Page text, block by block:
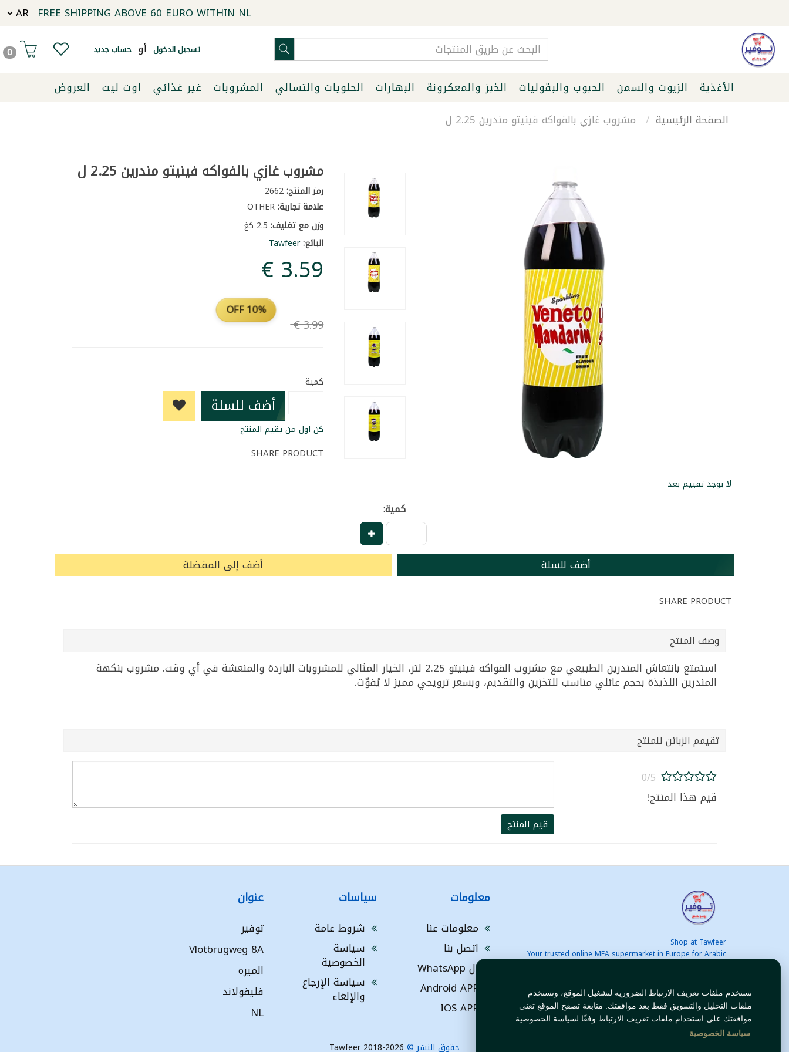
نستخدم ملفات تعريف الارتباط الضرورية لتشغيل الموقع، ونستخدم
ملفات التحليل والتسويق فقط بعد موافقتك. متابعة تصفح الموقع تعني
موافقتك على استخدام ملفات تعريف الارتباط وفقًا لسياسة الخصوصية.
سياسة الخصوصية
FREE SHIPPING ABOVE 60 EURO WITHIN NL
تسجيل الدخول أو حساب جديد 0
الأغذية الزيوت والسمن الحبوب والبقوليات الخبز والمعكرونة البهارات الحلويات والتسالي المشروبات غير غذائي اوت ليت
العروض
الصفحة الرئيسية
مشروب غازي بالفواكه فينيتو مندرين 2.25 ل
مشروب غازي بالفواكه فينيتو مندرين 2.25 ل
رمز المنتج:2662
علامة تجارية:OTHER
وزن مع تغليف:2.5 كغ
البائع:Tawfeer
‏3.99 €
10% OFF
كمية
أضف للسلة
كن اول من يقيم المنتج
SHARE PRODUCT
لا يوجد تقييم بعد
كمية:
أضف للسلة أضف إلى المفضلة
SHARE PRODUCT
وصف المنتج
استمتع بانتعاش المندرين الطبيعي مع مشروب الفواكه فينيتو 2.25 لتر، الخيار المثالي للمشروبات الباردة والمنعشة في أي وقت. مشروب بنكهة
المندرين اللذيذة بحجم عائلي مناسب للتخزين والتقديم، وبسعر ترويجي مميز لا يُفوّت.
تقيمم الزبائن للمنتج
0/5
قيم هذا المنتج!
قيم المنتج
Shop at Tawfeer
Your trusted online MEA supermarket in Europe for Arabic
معلومات
معلومات عنا
اتصل بنا
ال WhatsApp
Android APP
IOS APP
سياسات
شروط عامة
سياسة
الخصوصية
سياسة الإرجاع
والإلغاء
عنوان
توفير
Vlotbrugweg 8A
الميره
فليفولاند
NL
حقوق النشر © Tawfeer 2018-2026